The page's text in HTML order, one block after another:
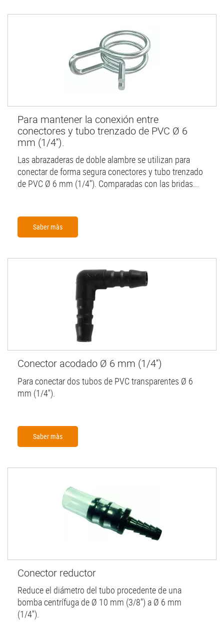
Para mantener la conexión entre
conectores y tubo trenzado de PVC Ø 6
mm (1/4'').
Las abrazaderas de doble alambre se utilizan para
conectar de forma segura conectores y tubo trenzado
de PVC Ø 6 mm (1/4''). Comparadas con las bridas...
Saber màs
Conector acodado Ø 6 mm (1/4'')
Para conectar dos tubos de PVC transparentes Ø 6
mm (1/4'').
Saber màs
Conector reductor
Reduce el diámetro del tubo procedente de una
bomba centrífuga de Ø 10 mm (3/8'') a Ø 6 mm
(1/4'').